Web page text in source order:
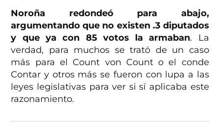
Noroña redondeó para abajo,
argumentando que no existen .3 diputados
y que ya con 85 votos la armaban. La
verdad, para muchos se trató de un caso
más para el Count von Count o el conde
Contar y otros más se fueron con lupa a las
leyes legislativas para ver si sí aplicaba este
razonamiento.